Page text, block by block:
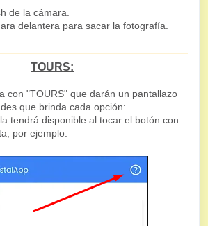
de la cámara.
delantera para sacar la fotografía.
TOURS:
con "TOURS" que darán un pantallazo
que brinda cada opción:
tendrá disponible al tocar el botón con
por ejemplo: